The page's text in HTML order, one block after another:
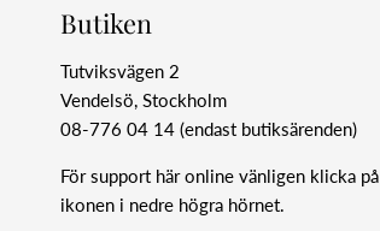
Butiken
Tutviksvägen 2
Vendelsö, Stockholm
08-776 04 14 (endast butiksärenden)
För support här online vänligen klicka på
ikonen i nedre högra hörnet.